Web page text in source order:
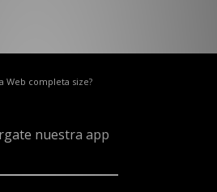
Web completa size?
nuestra app